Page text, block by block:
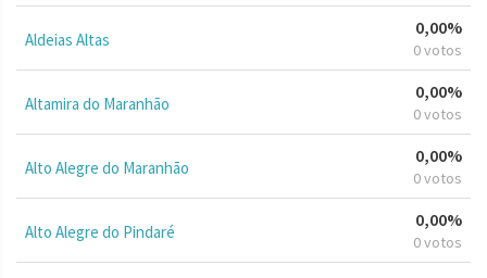
Aldeias Altas
0,00%
0 votos
Altamira do Maranhão
0,00%
0 votos
Alto Alegre do Maranhão
0,00%
0 votos
Alto Alegre do Pindaré
0,00%
0 votos